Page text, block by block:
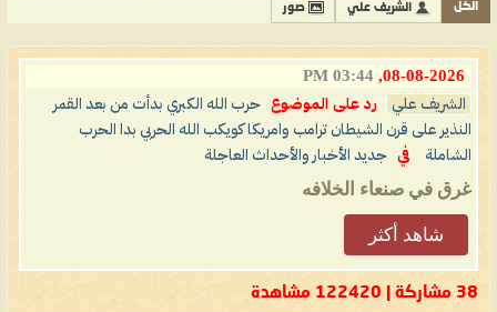
الكل الشريف علي صور
08-08-2026,
03:44 PM
الشريف علي رد على الموضوع
حرب الله الكبري بدأت من بعد القمر
النذير على قرن الشيطان ترامب وامريكا كويكب الله الحربي بدا الحرب
الشاملة
في جديد الأخبار والأحداث العاجلة
غرق في صنعاء الخلافه
شاهد أكثر
38 مشاركة | 122420 مشاهدة